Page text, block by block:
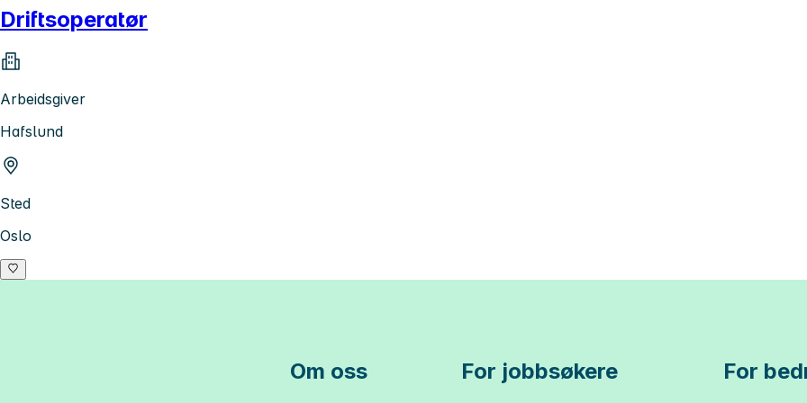
Driftsoperatør
Arbeidsgiver
Hafslund
Sted
Oslo
Om oss For jobbsøkere For